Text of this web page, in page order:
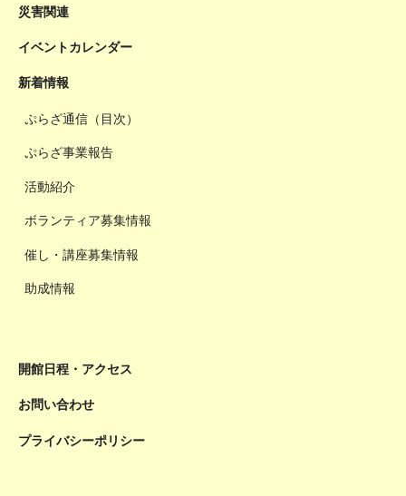
災害関連
イベントカレンダー
新着情報
ぷらざ通信（目次）
ぷらざ事業報告
活動紹介
ボランティア募集情報
催し・講座募集情報
助成情報
開館日程・アクセス
お問い合わせ
プライバシーポリシー